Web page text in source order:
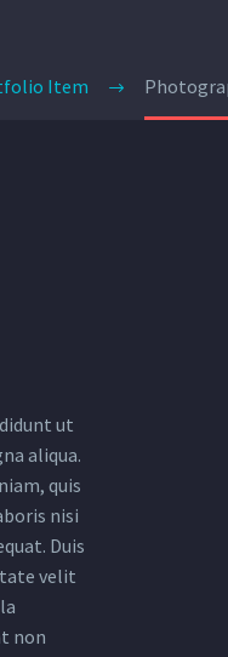
Item
ut
aliqua.
quis
nisi
Duis
velit
non